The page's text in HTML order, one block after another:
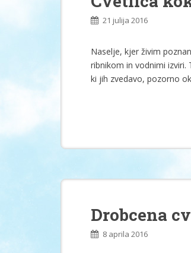
21 julija 2016
Naselje, kjer živim
ribnikom in vodnimi
ki jih zvedavo, pozorno
Drobcena
8 aprila 2016